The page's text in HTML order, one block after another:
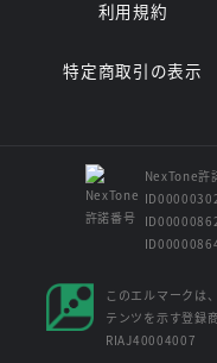
利用規約
特定商取引の表示
NexTone許
このエルマークは
テンツを示す登録商
RIAJ40004007